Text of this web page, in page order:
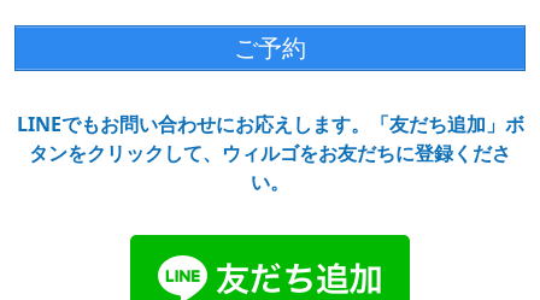
ご予約
LINEでもお問い合わせにお応えします。「友だち追加」ボ
タンをクリックして、ウィルゴをお友だちに登録くださ
い。